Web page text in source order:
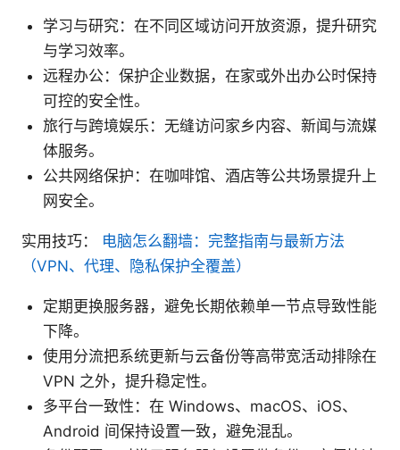
学习与研究：在不同区域访问开放资源，提升研究
与学习效率。
远程办公：保护企业数据，在家或外出办公时保持
可控的安全性。
旅行与跨境娱乐：无缝访问家乡内容、新闻与流媒
体服务。
公共网络保护：在咖啡馆、酒店等公共场景提升上
网安全。
实用技巧： 电脑怎么翻墙：完整指南与最新方法
（VPN、代理、隐私保护全覆盖）
定期更换服务器，避免长期依赖单一节点导致性能
下降。
使用分流把系统更新与云备份等高带宽活动排除在
VPN 之外，提升稳定性。
多平台一致性：在 Windows、macOS、iOS、
Android 间保持设置一致，避免混乱。